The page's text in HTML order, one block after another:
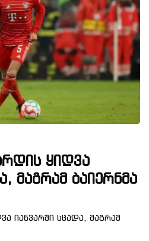
ყიდვა
მაგრამ ბაიერნმა
იანვარში სცადა, მაგრამ